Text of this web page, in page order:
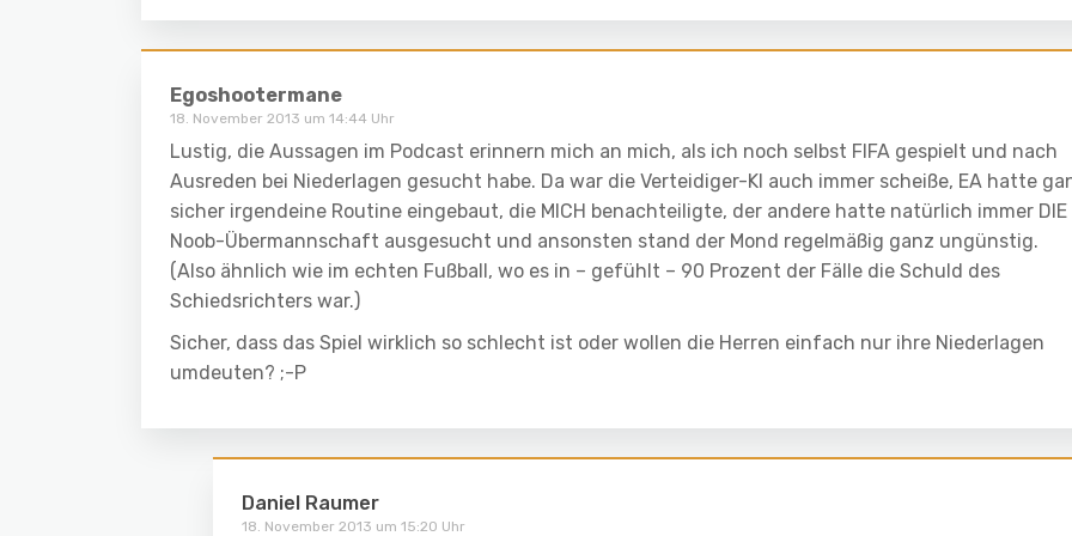
Egoshootermane
18. November 2013 um 14:44 Uhr
Lustig, die Aussagen im Podcast erinnern mich an mich, als ich noch selbst FIFA gespielt und nach
Ausreden bei Niederlagen gesucht habe. Da war die Verteidiger-KI auch immer scheiße, EA hatte
sicher irgendeine Routine eingebaut, die MICH benachteiligte, der andere hatte natürlich immer DIE
Noob-Übermannschaft ausgesucht und ansonsten stand der Mond regelmäßig ganz ungünstig.
(Also ähnlich wie im echten Fußball, wo es in – gefühlt – 90 Prozent der Fälle die Schuld des
Schiedsrichters war.)
Sicher, dass das Spiel wirklich so schlecht ist oder wollen die Herren einfach nur ihre Niederlagen
umdeuten? ;-P
Daniel Raumer
18. November 2013 um 15:20 Uhr